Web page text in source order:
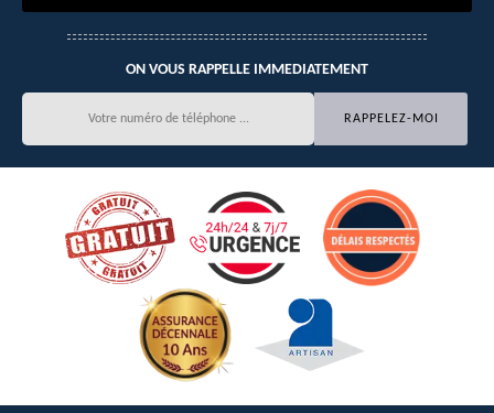
ON VOUS RAPPELLE IMMEDIATEMENT